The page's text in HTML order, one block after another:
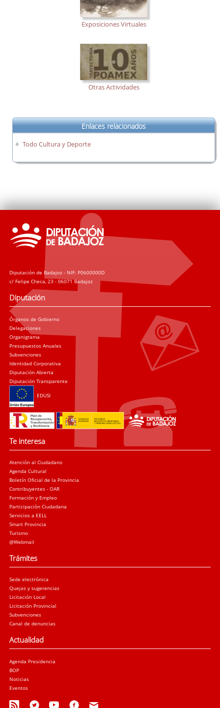
Exposiciones Virtuales
Otras Actividades
Enlaces relacionados
Todo Cultura y Deporte
Diputación de Badajoz - NIF: P0600000D
c/ Felipe Checa, 23 - 06071 Badajoz
Diputación
Órganos de Gobierno
Delegaciones
Organigrama
Presupuestos Anuales
Subvenciones
Identidad Corporativa
Diputación Abierta
Diputación Transparente
EDUSI
Te interesa
Atención al Ciudadano
Agenda Cultural
Boletín Oficial de la Provincia
Contribuyentes - OAR
Formación y Empleo
Participación Ciudadana
Servicios a EELL
Smart Provincia
Turismo
@Webmail
Trámites
Sede electrónica
Quejas y sugerencias
Licitación Local
Licitación Provincial
Subvenciones
Canal de denuncias
Actualidad
Agenda Presidencia
BOP
Noticias
Eventos